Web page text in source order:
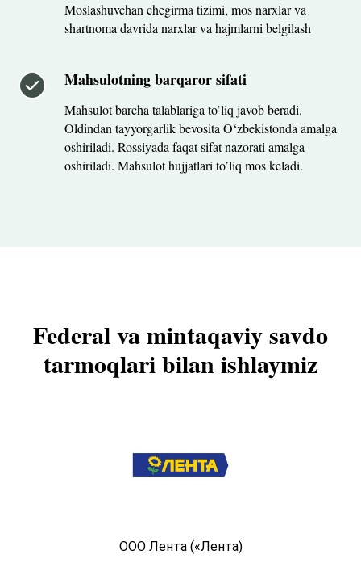
Moslashuvchan chegirma tizimi, mos narxlar va
shartnoma davrida narxlar va hajmlarni belgilash
Mahsulotning barqaror sifati
Mahsulot barcha talablariga to’liq javob beradi.
Oldindan tayyorgarlik bevosita O‘zbekistonda amalga
oshiriladi. Rossiyada faqat sifat nazorati amalga
oshiriladi. Mahsulot hujjatlari to’liq mos keladi.
Federal va mintaqaviy savdo
tarmoqlari bilan ishlaymiz
ООО Лента («Лента)